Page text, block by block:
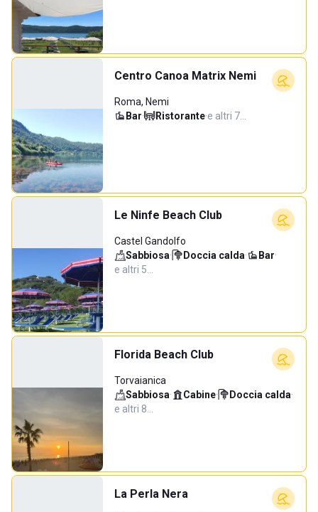
Centro Canoa Matrix Nemi
Roma, Nemi
Bar· Ristorante·e altri 7…
Le Ninfe Beach Club
Castel Gandolfo
Sabbiosa· Doccia calda· Bar·
e altri 5…
Florida Beach Club
Torvaianica
Sabbiosa· Cabine· Doccia calda·
e altri 8…
La Perla Nera